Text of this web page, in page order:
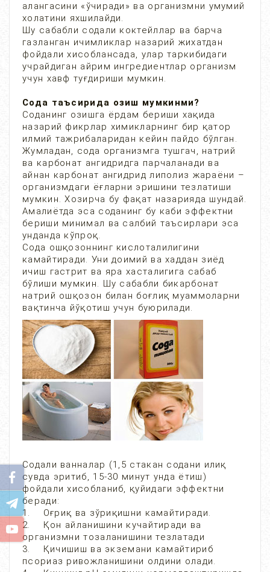
алангасини «ўчиради» ва организмни умумий
холатини яхшилайди.
Шу сабабли содали коктейллар ва барча
газланган ичимликлар назарий жихатдан
фойдали хисоблансада, улар таркибидаги
учрайдиган айрим ингредиентлар организм
учун хавф туғдириши мумкин.
Сода таъсирида озиш мумкинми?
Соданинг озишга ёрдам бериши хақида
назарий фикрлар химикларнинг бир қатор
илмий тажрибаларидан кейин пайдо бўлган.
Жумладан, сода организмга тушгач, натрий
ва карбонат ангидридга парчаланади ва
айнан карбонат ангидрид липолиз жараёни –
организмдаги ёғларни эришини тезлатиши
мумкин. Хозирча бу фақат назарияда шундай.
Амалиётда эса соданинг бу каби эффектни
бериши минимал ва салбий таъсирлари эса
унданда кўпроқ.
Сода ошқозоннинг кислоталилигини
камайтиради. Уни доимий ва хаддан зиёд
ичиш гастрит ва яра хасталигига сабаб
бўлиши мумкин. Шу сабабли бикарбонат
натрий ошқозон билан боғлиқ муаммоларни
вақтинча йўқотиш учун буюрилади.
Содали ванналар (1,5 стакан содани илиқ
сувда эритиб, 15-30 минут унда ётиш)
фойдали хисобланиб, қуйидаги эффектни
беради:
1. Оғриқ ва зўриқишни камайтиради.
2. Қон айланишини кучайтиради ва
организмни тозаланишини тезлатади
3. Қичишиш ва экземани камайтириб
псориаз ривожланишини олдини олади.